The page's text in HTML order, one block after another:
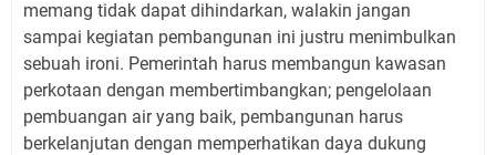
memang tidak dapat dihindarkan, walakin jangan
sampai kegiatan pembangunan ini justru menimbulkan
sebuah ironi. Pemerintah harus membangun kawasan
perkotaan dengan membertimbangkan; pengelolaan
pembuangan air yang baik, pembangunan harus
berkelanjutan dengan memperhatikan daya dukung